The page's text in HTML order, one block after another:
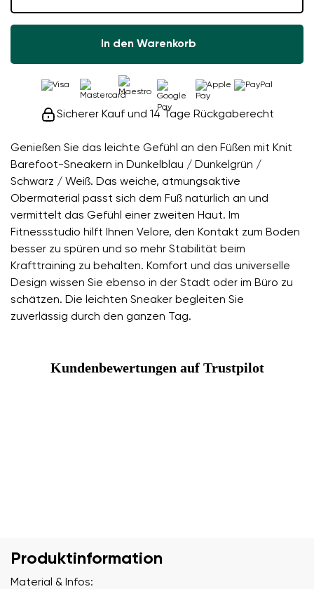
Genießen Sie das leichte Gefühl an den Füßen mit Knit
Barefoot-Sneakern in Dunkelblau / Dunkelgrün /
Schwarz / Weiß. Das weiche, atmungsaktive
Obermaterial passt sich dem Fuß natürlich an und
vermittelt das Gefühl einer zweiten Haut. Im
Fitnessstudio hilft Ihnen Velore, den Kontakt zum Boden
besser zu spüren und so mehr Stabilität beim
Krafttraining zu behalten. Komfort und das universelle
Design wissen Sie ebenso in der Stadt oder im Büro zu
schätzen. Die leichten Sneaker begleiten Sie
zuverlässig durch den ganzen Tag.
In den Warenkorb
Sicherer Kauf und 14 Tage Rückgaberecht
Kundenbewertungen auf Trustpilot
Produktinformation
Material & Infos: